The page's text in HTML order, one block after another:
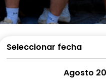
Seleccionar fecha
Agosto